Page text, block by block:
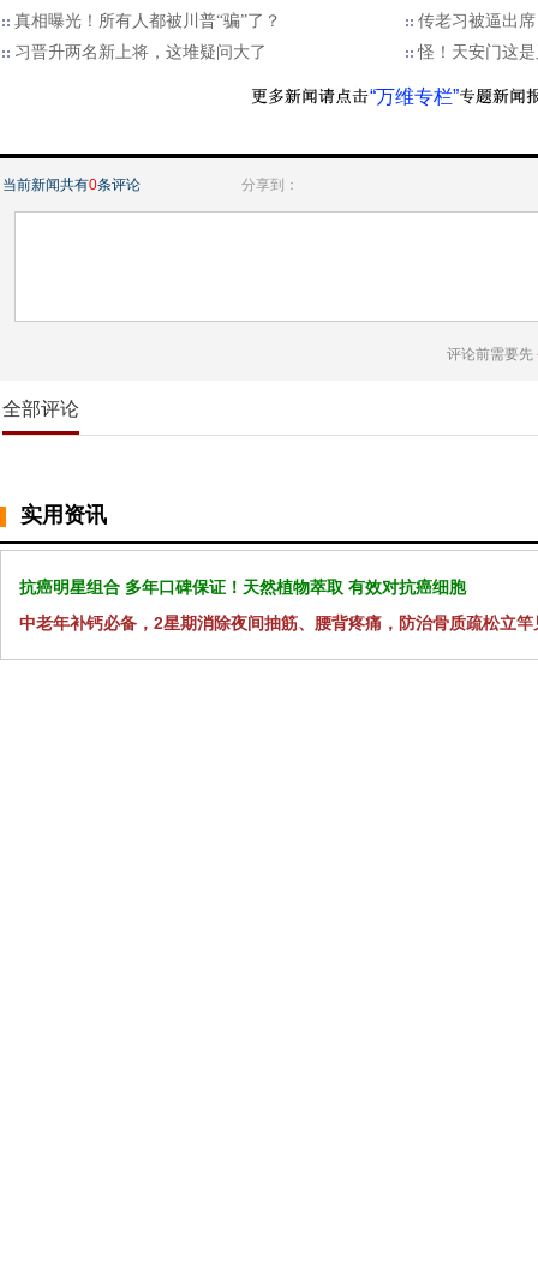
真相曝光！所有人都被川普“骗”了？
传老习被逼出
习晋升两名新上将，这堆疑问大了
怪！天安门这
“万维专栏”
当前新闻共有0条评论 分享到：
评论前需要先
全部评论
实用资讯
抗癌明星组合 多年口碑保证！天然植物萃取 有效对抗癌细胞
中老年补钙必备，2星期消除夜间抽筋、腰背疼痛，防治骨质疏松立竿